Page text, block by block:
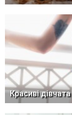
Красиві